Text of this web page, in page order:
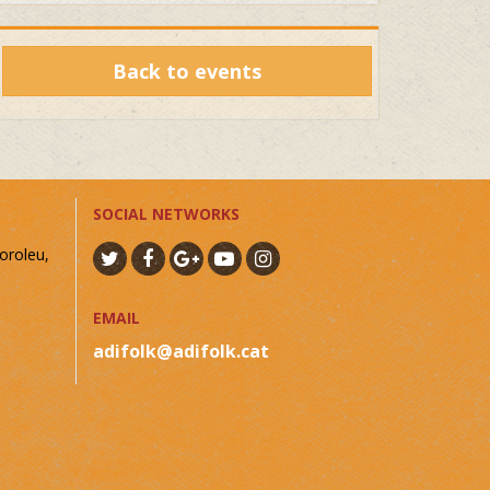
Back to events
SOCIAL NETWORKS
EMAIL
adifolk@adifolk.cat